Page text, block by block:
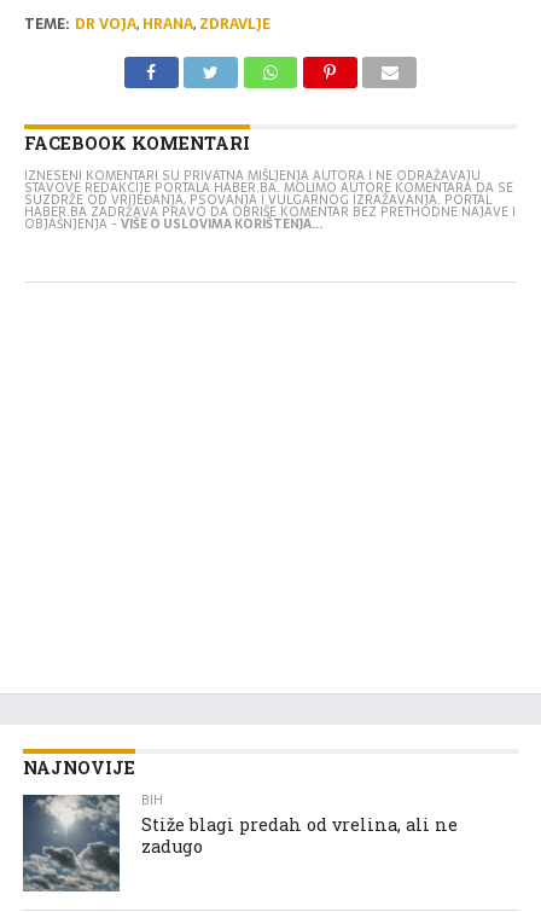
TEME: DR VOJA, HRANA, ZDRAVLJE
FACEBOOK KOMENTARI
IZNESENI KOMENTARI SU PRIVATNA MIŠLJENJA AUTORA I NE ODRAŽAVAJU
STAVOVE REDAKCIJE PORTALA HABER.BA. MOLIMO AUTORE KOMENTARA DA SE
SUZDRŽE OD VRIJEĐANJA, PSOVANJA I VULGARNOG IZRAŽAVANJA. PORTAL
HABER.BA ZADRŽAVA PRAVO DA OBRIŠE KOMENTAR BEZ PRETHODNE NAJAVE I
OBJAŠNJENJA -VIŠE O USLOVIMA KORIŠTENJA...
NAJNOVIJE
BIH
Stiže blagi predah od vrelina, ali ne
zadugo